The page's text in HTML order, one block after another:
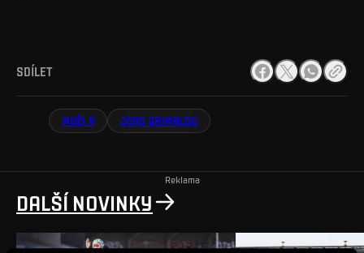
SDÍLET
MUŽI A JOAO GRIMALDO
Reklama
DALŠÍ NOVINKY